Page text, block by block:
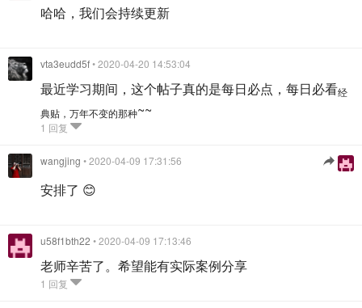
哈哈，我们会持续更新
vta3eudd5f• 2020-04-20 14:53:04
最近学习期间，这个帖子真的是每日必点，每日必看经
典贴，万年不变的那种~~
1 回复
wangjing • 2020-04-09 17:31:56
安排了 😊
u58f1bth22 • 2020-04-09 17:13:46
老师辛苦了。希望能有实际案例分享
1 回复